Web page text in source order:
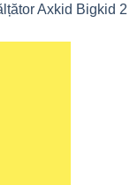
Axkid Bigkid